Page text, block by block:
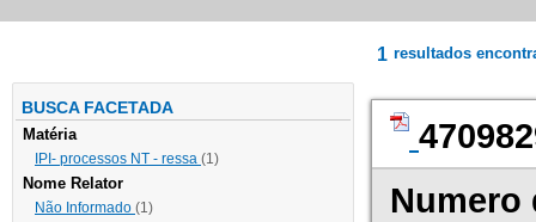
BUSCA FACETADA
Matéria
IPI- processos NT - ressa (1)
Nome Relator
Não Informado (1)
1 resultados
Numero